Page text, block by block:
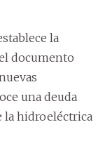
la
documento
una deuda
la hidroeléctrica